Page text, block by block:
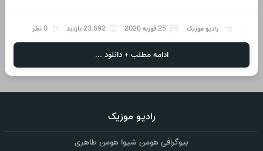
رادیو موزیک 25 فوریه 2026 23,692 بازدید 0 نظر
ادامه مطلب + دانلود ...
رادیو موزیک
بیوگرافی هومن شیوا هومن طاهری